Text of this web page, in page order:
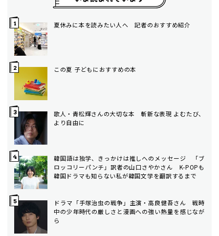
夏休みに本を読みたい人へ 記者のおすすめ紹介
この夏 子どもにおすすめの本
歌人・青松輝さんの大切な本 斬新な表現 よむたび、
より自由に
韓国語は独学、きっかけは推しへのメッセージ 「ブ
ロッコリーパンチ」訳者の山口さやかさん K-POPも
韓国ドラマも知らない私が韓国文学を翻訳するまで
ドラマ「手塚治虫の戦争」主演・高良健吾さん 戦時
中の少年時代の厳しさと漫画への強い熱量を感じなが
ら